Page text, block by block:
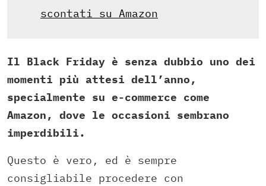
scontati su Amazon
Il Black Friday è senza dubbio uno dei
momenti più attesi dell’anno,
specialmente su e-commerce come
Amazon, dove le occasioni sembrano
imperdibili.
Questo è vero, ed è sempre
consigliabile procedere con